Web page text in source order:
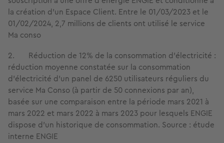
la création d’un Espace Client. Entre le 01/03/2023 et le
01/02/2024, 2,7 millions de clients ont utilisé le service
Ma conso
2. Réduction de 12% de la consommation d'électricité :
réduction moyenne constatée sur la consommation
d’électricité d’un panel de 6250 utilisateurs réguliers du
service Ma Conso (à partir de 50 connexions par an),
basée sur une comparaison entre la période mars 2021 à
mars 2022 et mars 2022 à mars 2023 pour lesquels ENGIE
dispose d’un historique de consommation. Source : étude
interne ENGIE